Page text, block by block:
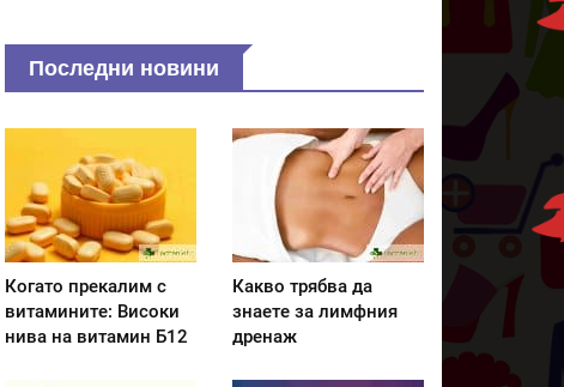
Последни новини
Когато прекалим с
витамините: Високи
нива на витамин Б12
Какво трябва да
знаете за лимфния
дренаж